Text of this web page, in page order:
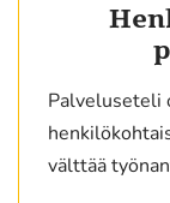
Palveluseteli
välttää